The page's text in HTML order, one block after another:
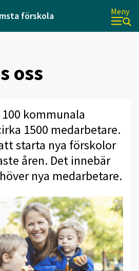
förskola Meny
oss
kommunala
1500 medarbetare.
starta nya förskolor
åren. Det innebär
nya medarbetare.